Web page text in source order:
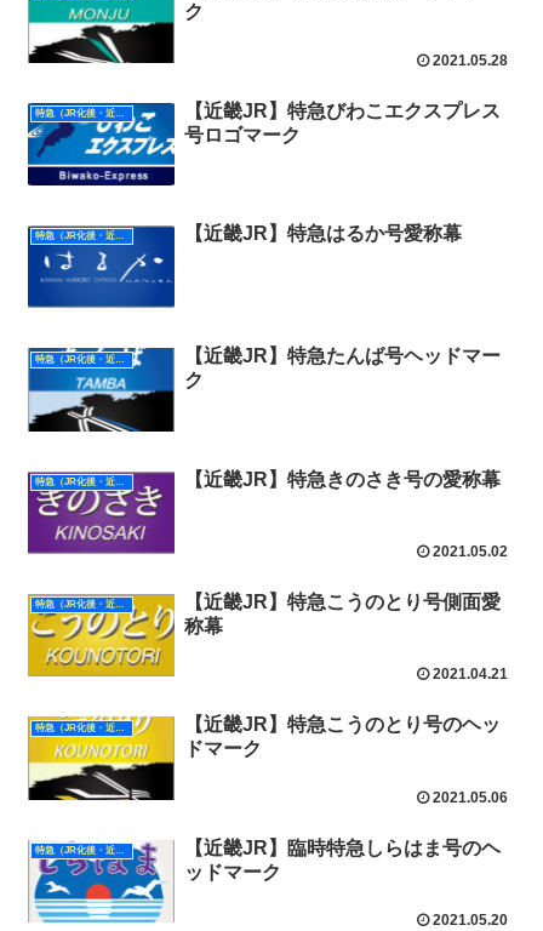
ク
2021.05.28
特急（JR化後・近畿）
【近畿JR】特急びわこエクスプレス
号ロゴマーク
特急（JR化後・近畿） 【近畿JR】特急はるか号愛称幕
【近畿JR】特急たんば号ヘッドマー
ク
特急（JR化後・近畿） 【近畿JR】特急きのさき号の愛称幕
2021.05.02
特急（JR化後・近畿）
【近畿JR】特急こうのとり号側面愛
称幕
2021.04.21
【近畿JR】特急こうのとり号のヘッ
ドマーク
2021.05.06
特急（JR化後・近畿）
【近畿JR】臨時特急しらはま号のヘ
ッドマーク
2021.05.20